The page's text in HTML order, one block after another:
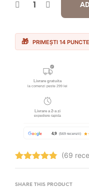
PRIMEȘTI 14
Evaluat la
din 5
(69
SHARE THIS PRODUCT